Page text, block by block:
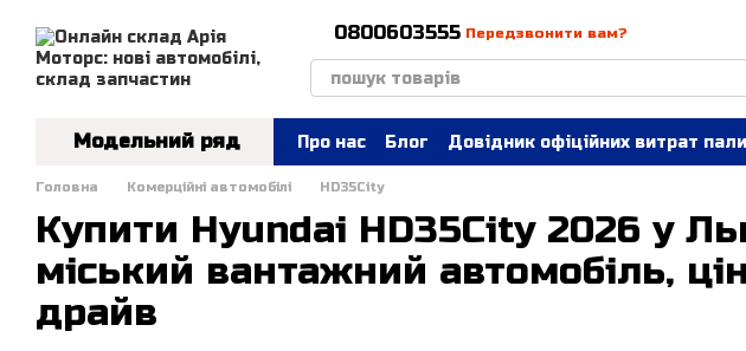
0800603555 Передзвонити вам?
Модельний ряд Про нас Блог Довідник офіційних витрат
Головна Комерційні автомобілі HD35City
Купити Hyundai HD35City 2026 у
міський вантажний автомобіль,
драйв